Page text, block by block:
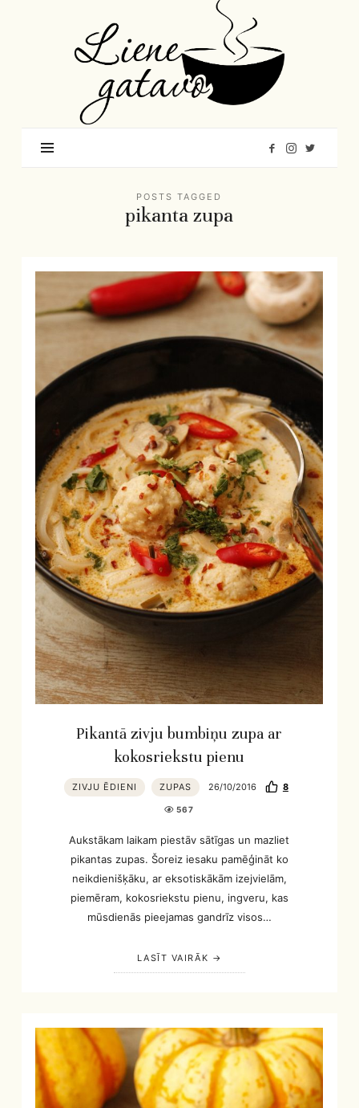
Gatavo
–
Mana
garšu
pasaule
POSTS TAGGED
pikanta zupa
Pikantā zivju bumbiņu zupa ar
kokosriekstu pienu
ZIVJU ĒDIENI ZUPAS 26/10/2016 8
567
Aukstākam laikam piestāv sātīgas un mazliet
pikantas zupas. Šoreiz iesaku pamēģināt ko
neikdienišķāku, ar eksotiskākām izejvielām,
piemēram, kokosriekstu pienu, ingveru, kas
mūsdienās pieejamas gandrīz visos…
LASĪT VAIRĀK